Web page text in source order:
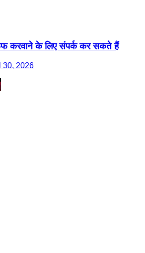
करवाने के लिए संपर्क कर सकते हैं
30, 2026